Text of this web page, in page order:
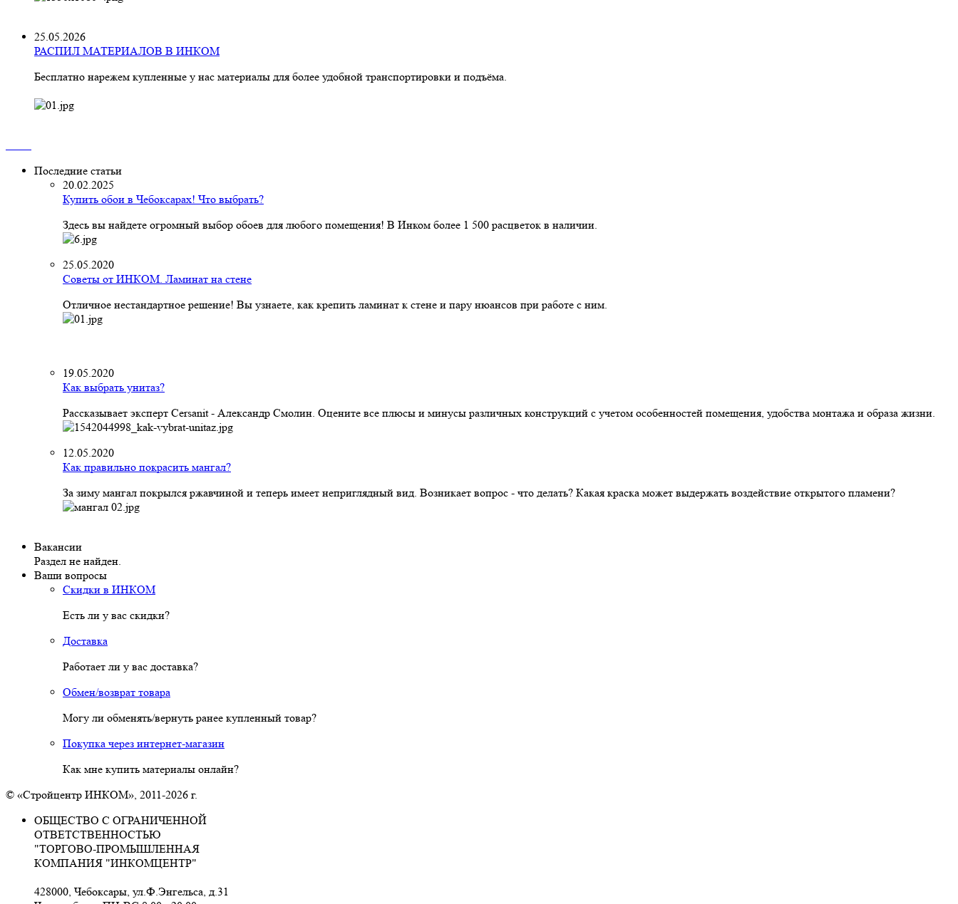
25.05.2026
РАСПИЛ МАТЕРИАЛОВ В ИНКОМ
Бесплатно нарежем купленные у нас материалы для более удобной транспортировки и подъёма.
Последние статьи
20.02.2025
Купить обои в Чебоксарах! Что выбрать?
Здесь вы найдете огромный выбор обоев для любого помещения! В Инком более 1 500 расцветок в наличии.
25.05.2020
Советы от ИНКОМ. Ламинат на стене
Отличное нестандартное решение! Вы узнаете, как крепить ламинат к стене и пару нюансов при работе с ним.
19.05.2020
Как выбрать унитаз?
Рассказывает эксперт Cersanit - Александр Смолин. Оцените все плюсы и минусы различных конструкций с учетом особенностей помещения, удобства монтажа и образа жизни.
12.05.2020
Как правильно покрасить мангал?
За зиму мангал покрылся ржавчиной и теперь имеет неприглядный вид. Возникает вопрос - что делать? Какая краска может выдержать воздействие открытого пламени?
Вакансии
Раздел не найден.
Ваши вопросы
Скидки в ИНКОМ
Есть ли у вас скидки?
Доставка
Работает ли у вас доставка?
Обмен/возврат товара
Могу ли обменять/вернуть ранее купленный товар?
Покупка через интернет-магазин
Как мне купить материалы онлайн?
© «Стройцентр ИНКОМ», 2011-2026 г.
ОБЩЕСТВО С ОГРАНИЧЕННОЙ
ОТВЕТСТВЕННОСТЬЮ
"ТОРГОВО-ПРОМЫШЛЕННАЯ
КОМПАНИЯ "ИНКОМЦЕНТР"
428000, Чебоксары, ул.Ф.Энгельса, д.31